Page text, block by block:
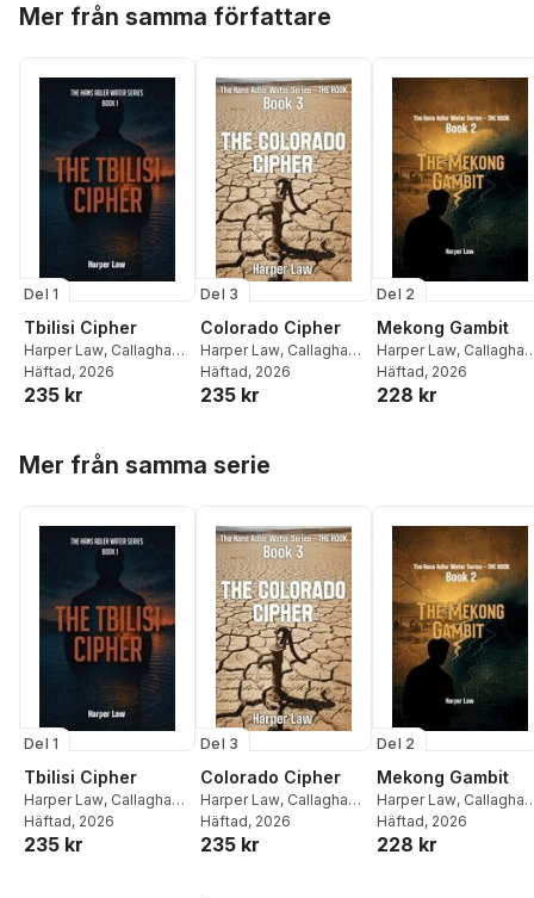
Mer från samma författare
Del 1
Tbilisi Cipher
Harper Law, Callaghan
Publications
Häftad, 2026
235 kr
Del 3
Colorado Cipher
Harper Law, Callaghan
Publications
Häftad, 2026
235 kr
Del 2
Mekong Gambit
Harper Law, Callaghan
Publications
Häftad, 2026
228 kr
Mer från samma serie
Del 1
Tbilisi Cipher
Harper Law, Callaghan
Publications
Häftad, 2026
235 kr
Del 3
Colorado Cipher
Harper Law, Callaghan
Publications
Häftad, 2026
235 kr
Del 2
Mekong Gambit
Harper Law, Callaghan
Publications
Häftad, 2026
228 kr